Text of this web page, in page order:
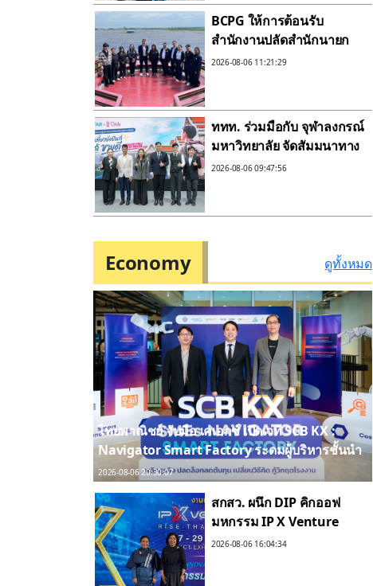
เคลื่อน Circular Economy
เต็มขั้น
BCPG ให้การต้อนรับ
สำนักงานปลัดสำนักนายก
รัฐมนตรีเข้าศึกษาดูงาน ณ
2026-08-06 11:21:29
ททท. ร่วมมือกับ จุฬาลงกรณ์
มหาวิทยาลัย จัดสัมมนาทาง
วิชาการและการตลาดเชิงรุก
นาน”
2026-08-06 09:47:56
Economy ดูทั้งหมด
ไทยพาณิชย์ จับมือ เคเอกซ์ เปิดเวที SCB KX :
Navigator Smart Factory ระดมผู้บริหารชั้นนำ
เสริมเกราะเอสเอ็มอีไทย สู้ศึกต้นทุนพุ่ง สู่การ
2026-08-06 20:30:07
สกสว. ผนึก DIP คิกออฟ
มหกรรม IP X Venture
Rise Thailand 2026 สร้าง
2026-08-06 16:04:34